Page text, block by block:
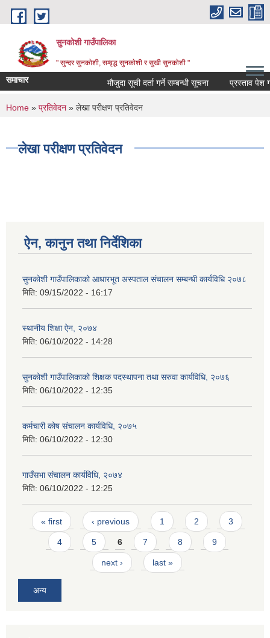
Skip to main content
सुनकोशी गाउँपालिका
" सुन्दर सुनकाेशी, सम्वृद्ध सुनकाेशी र सुखी सुनकाेशी "
समाचार मौजुदा सूची दर्ता गर्ने सम्बन्धी सूचना प्रस्ताव पेश गर्ने
You are here
Home » प्रतिवेदन » लेखा परीक्षण प्रतिवेदन
लेखा परीक्षण प्रतिवेदन
ऐन, कानुन तथा निर्देशिका
सुनकोशी गाउँपालिकाको आधारभूत अस्पताल संचालन सम्बन्धी कार्यविधि २०७८
मिति: 09/15/2022 - 16:17
स्थानीय शिक्षा ऐन, २०७४
मिति: 06/10/2022 - 14:28
सुनकोशी गाउँपालिकाको शिक्षक पदस्थापना तथा सरुवा कार्यविधि, २०७६
मिति: 06/10/2022 - 12:35
कर्मचारी कोष संचालन कार्यविधि, २०७५
मिति: 06/10/2022 - 12:30
गाउँसभा संचालन कार्यविधि, २०७४
मिति: 06/10/2022 - 12:25
Pages
« first ‹ previous 1 2 3
4 5 6 7 8 9
next › last »
अन्य